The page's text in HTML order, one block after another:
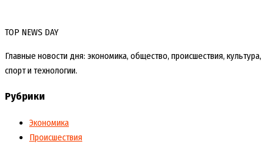
TOP NEWS DAY
Главные новости дня: экономика, общество, происшествия, культура,
спорт и технологии.
Рубрики
Экономика
Происшествия